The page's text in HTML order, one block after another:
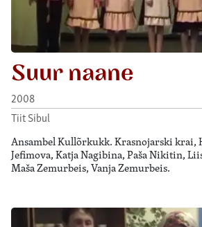
Suur naane
2008
Tiit Sibul
Ansambel Kullõrkukk. Krasnojarski krai,
Jefimova, Katja Nagibina, Paša Nikitin,
Maša Zemurbeis, Vanja Zemurbeis.